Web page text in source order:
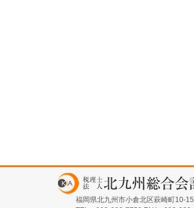
福岡県北九州市小倉北区萩崎町10-15